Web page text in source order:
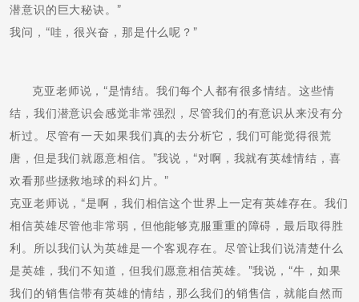
潜意识的巨大秘诀。”
我问，“哇，很兴奋，那是什么呢？”
克亚老师说，“是情结。我们每个人都有很多情结。这些情
结，我们潜意识会感觉非常强烈，尽管我们的有意识从来没有分
析过。尽管有一天如果我们真的去分析它，我们可能觉得很荒
唐，但是我们就愿意相信。”我说，“对啊，我就有英雄情结，喜
欢看那些拯救地球的科幻片。”
克亚老师说，“是啊，我们相信这个世界上一定有英雄存在。我们
相信英雄尽管他非常弱，但他能够克服重重的障碍，最后取得胜
利。所以我们认为英雄是一个客观存在。尽管让我们说清楚什么
是英雄，我们不知道，但我们愿意相信英雄。”我说，“牛，如果
我们的销售信带有英雄的情结，那么我们的销售信，就能自然而